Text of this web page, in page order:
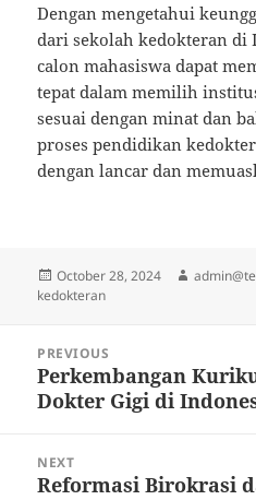
Dengan mengetahui
dari sekolah kedokteran di
calon mahasiswa dapat
tepat dalam memilih
sesuai dengan minat dan
proses pendidikan
dengan lancar dan
Posted
on
October 28, 2024 Author
kedokteran
navigation
PREVIOUS
Previous
post:
Perkembangan
Dokter Gigi di
NEXT
Next
Reformasi Birokrasi